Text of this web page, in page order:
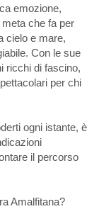
emozione,
che fa per
cielo e mare,
Con le sue
ricchi di fascino,
per chi
ogni istante, è
il percorso
Amalfitana?